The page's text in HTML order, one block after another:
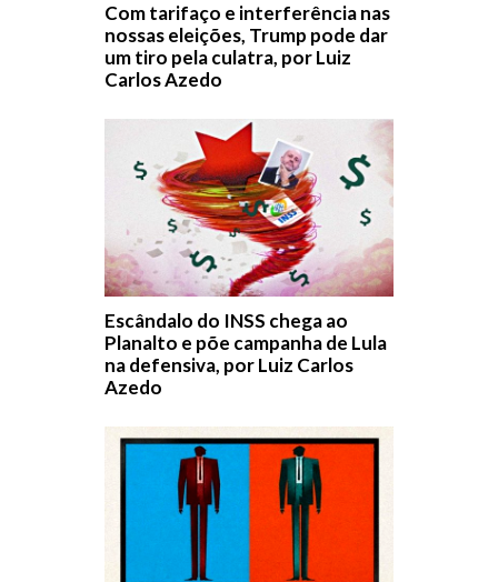
Com tarifaço e interferência nas
nossas eleições, Trump pode dar
um tiro pela culatra, por Luiz
Carlos Azedo
Escândalo do INSS chega ao
Planalto e põe campanha de Lula
na defensiva, por Luiz Carlos
Azedo